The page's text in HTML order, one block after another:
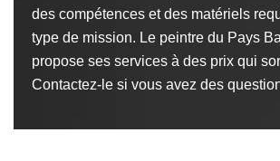
des compétences et des matériels
type de mission. Le peintre du Pays
propose ses services à des prix qui
Contactez-le si vous avez des